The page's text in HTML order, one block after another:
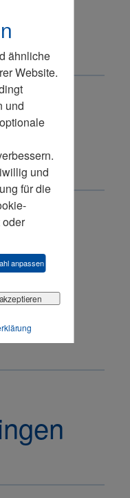
ähnliche
Website.
und
und
für die
anpassen